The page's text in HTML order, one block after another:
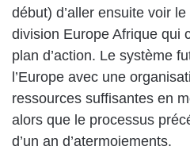
début) d’aller ensuite voir
division Europe Afrique qui
plan d’action. Le système
l’Europe avec une
ressources suffisantes en
alors que le processus
d’un an d’atermoiements.